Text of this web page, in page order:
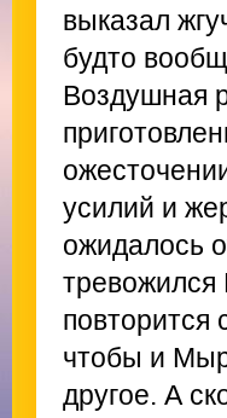
выказал
будто
Воздушная
усилий и
ожидалось
тревожился
повторится
чтобы и
другое. А